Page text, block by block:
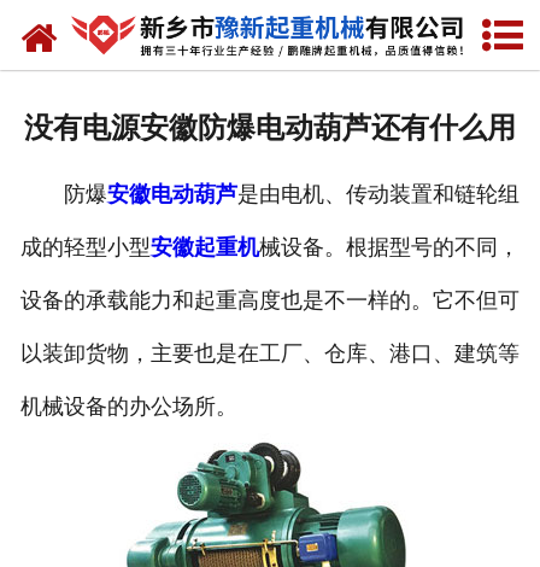
网站首页
资质荣誉
没有电源安徽防爆电动葫芦还有什么用
防爆安徽电动葫芦是由电机、传动装置和链轮组
成的轻型小型安徽起重机械设备。根据型号的不同，
设备的承载能力和起重高度也是不一样的。它不但可
以装卸货物，主要也是在工厂、仓库、港口、建筑等
机械设备的办公场所。